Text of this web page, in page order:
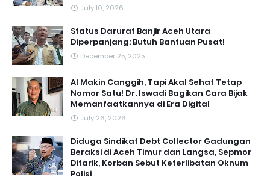
July 10, 2026
Status Darurat Banjir Aceh Utara
Diperpanjang: Butuh Bantuan Pusat!
December 25, 2025
AI Makin Canggih, Tapi Akal Sehat Tetap
Nomor Satu! Dr. Iswadi Bagikan Cara Bijak
Memanfaatkannya di Era Digital
July 26, 2026
Diduga Sindikat Debt Collector Gadungan
Beraksi di Aceh Timur dan Langsa, Sepmor
Ditarik, Korban Sebut Keterlibatan Oknum
Polisi